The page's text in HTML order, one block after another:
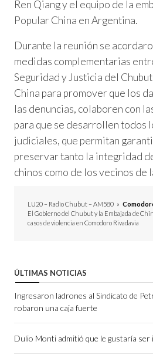
Ren Qiang y el equipo de la
Popular China en Argentina.
Durante la reunión se
medidas complementarias
Seguridad y Justicia del
China para promover que los
las denuncias, colaboren con
para que se desarrollen todos
judiciales, que permitan
preservar tanto la integridad
chinos como de los vecinos de
LU20 – Radio Chubut – AM580 »
El Gobierno del Chubut y la Embajada de
casos de violencia en Comodoro Rivadavia
ÚLTIMAS NOTICIAS
Ingresaron ladrones al Sindicato de
robaron una caja fuerte
Dulio Monti admitió que le gustaría ser